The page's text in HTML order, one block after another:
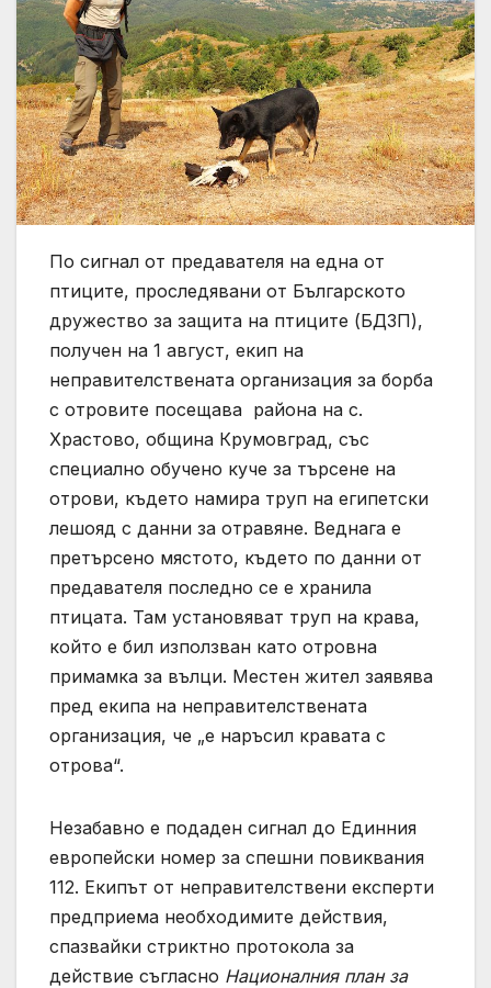
По сигнал от предавателя на една от
птиците, проследявани от Българското
дружество за защита на птиците (БДЗП),
получен на 1 август, екип на
неправителствената организация за борба
с отровите посещава района на с.
Храстово, община Крумовград, със
специално обучено куче за търсене на
отрови, където намира труп на египетски
лешояд с данни за отравяне. Веднага е
претърсено мястото, където по данни от
предавателя последно се е хранила
птицата. Там установяват труп на крава,
който е бил използван като отровна
примамка за вълци. Местен жител заявява
пред екипа на неправителствената
организация, че „е наръсил кравата с
отрова“.
Незабавно е подаден сигнал до Единния
европейски номер за спешни повиквания
112. Екипът от неправителствени експерти
предприема необходимите действия,
спазвайки стриктно протокола за
действие съгласно Националния план за